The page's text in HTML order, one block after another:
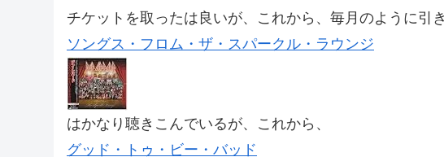
チケットを取ったは良いが、これから、毎月のように引
ソングス・フロム・ザ・スパークル・ラウンジ
はかなり聴きこんでいるが、これから、
グッド・トゥ・ビー・バッド